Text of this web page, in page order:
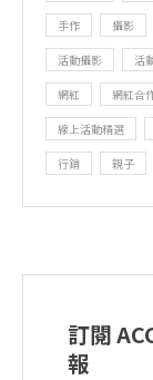
手作 攝影
活動攝影 活
網紅 網紅合
線上活動精選
行銷 親子
訂閱
報